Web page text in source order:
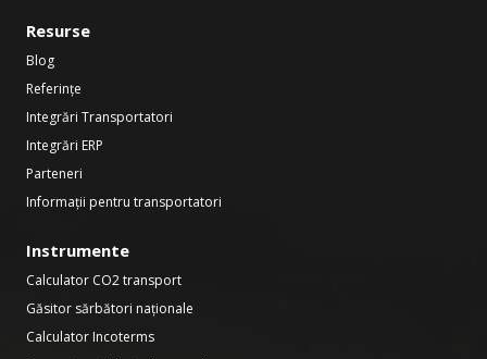
Resurse
Blog
Referințe
Integrări Transportatori
Integrări ERP
Parteneri
Informații pentru transportatori
Instrumente
Calculator CO2 transport
Găsitor sărbători naționale
Calculator Incoterms